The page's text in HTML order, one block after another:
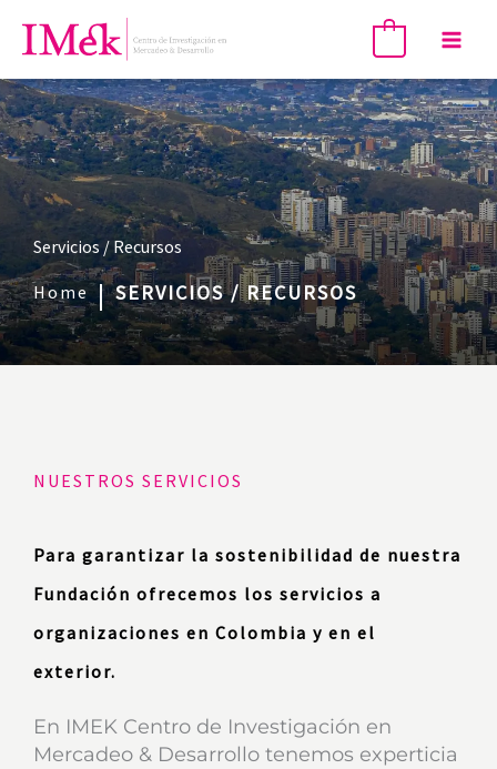
content
Servicios / Recursos
Home | SERVICIOS / RECURSOS
NUESTROS SERVICIOS
Para garantizar la sostenibilidad de nuestra
Fundación ofrecemos los servicios a
organizaciones en Colombia y en el
exterior.
En IMEK Centro de Investigación en
Mercadeo & Desarrollo tenemos experticia